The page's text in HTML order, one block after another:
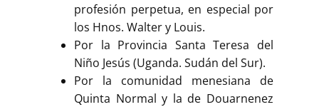
profesión perpetua, en especial por
los Hnos. Walter y Louis.
Por la Provincia Santa Teresa del
Niño Jesús (Uganda. Sudán del Sur).
Por la comunidad menesiana de
Quinta Normal y la de Douarnenez